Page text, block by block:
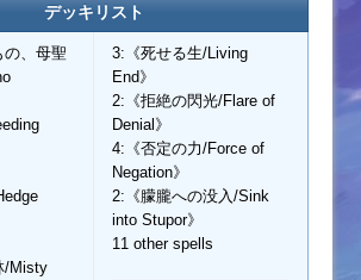
デッキリスト
の、母聖
/Misty
3:《死せる生/Living
End》
2:《拒絶の閃光/Flare of
Denial》
4:《否定の力/Force of
Negation》
2:《朦朧への没入/Sink
into Stupor》
11 other spells